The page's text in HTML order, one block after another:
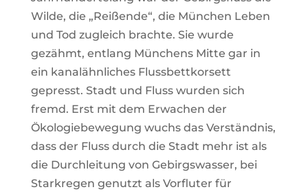
Wilde, die „Reißende“, die München Leben
und Tod zugleich brachte. Sie wurde
gezähmt, entlang Münchens Mitte gar in
ein kanalähnliches Flussbettkorsett
gepresst. Stadt und Fluss wurden sich
fremd. Erst mit dem Erwachen der
Ökologiebewegung wuchs das Verständnis,
dass der Fluss durch die Stadt mehr ist als
die Durchleitung von Gebirgswasser, bei
Starkregen genutzt als Vorfluter für